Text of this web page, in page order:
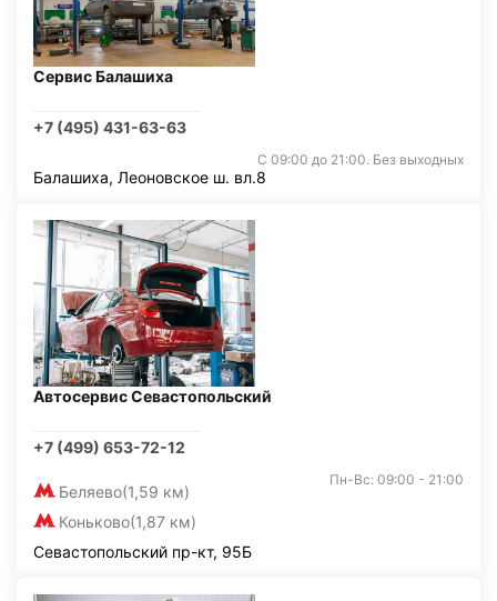
Сервис Балашиха
+7 (495) 431-63-63
С 09:00 до 21:00. Без выходных
Балашиха, Леоновское ш. вл.8
Автосервис Севастопольский
+7 (499) 653-72-12
Беляево(1,59 км)
Коньково(1,87 км)
Пн-Вс: 09:00 - 21:00
Севастопольский пр-кт, 95Б